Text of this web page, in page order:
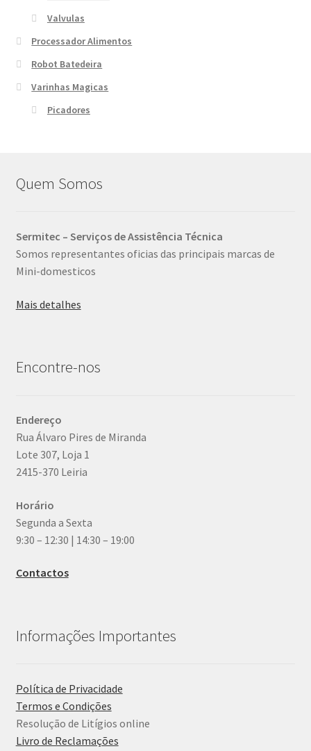
Valvulas
Processador Alimentos
Robot Batedeira
Varinhas Magicas
Picadores
Quem Somos
Sermitec – Serviços de Assistência Técnica
Somos representantes oficias das principais marcas de
Mini-domesticos
Mais detalhes
Encontre-nos
Endereço
Rua Álvaro Pires de Miranda
Lote 307, Loja 1
2415-370 Leiria
Horário
Segunda a Sexta
9:30 – 12:30 | 14:30 – 19:00
Contactos
Informações Importantes
Política de Privacidade
Termos e Condições
Resolução de Litígios online
Livro de Reclamações